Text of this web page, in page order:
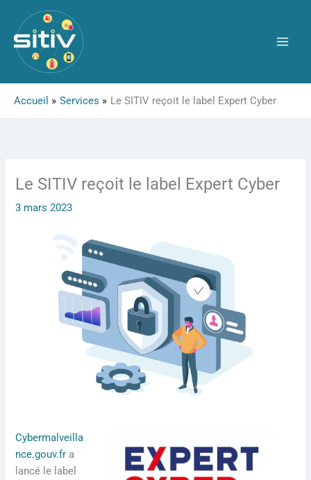
contenu
Accueil Services Le SITIV reçoit le label Expert Cyber
Le SITIV reçoit le label Expert Cyber
3 mars 2023
Cybermalveilla
nce.gouv.fr a
lancé le label